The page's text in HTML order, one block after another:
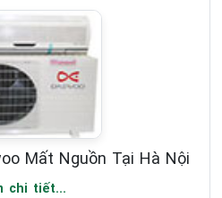
Mất Nguồn Tại Hà Nội
chi tiết...